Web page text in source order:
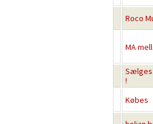
Roco
MA
!
Købes